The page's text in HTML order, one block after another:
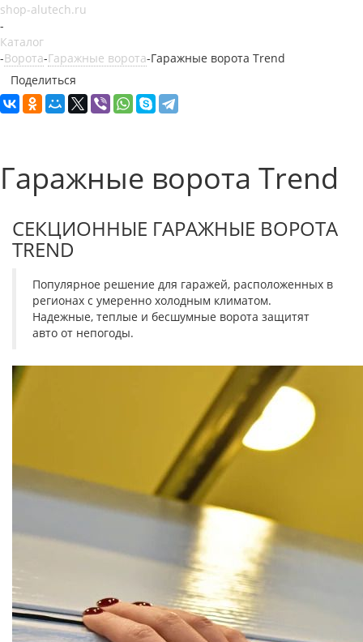
shop-alutech.ru
-
Каталог
-Ворота-Гаражные ворота-Гаражные ворота Trend
Поделиться
Гаражные ворота Trend
СЕКЦИОННЫЕ ГАРАЖНЫЕ ВОРОТА
TREND
Популярное решение для гаражей, расположенных в
регионах с умеренно холодным климатом.
Надежные, теплые и бесшумные ворота защитят
авто от непогоды.